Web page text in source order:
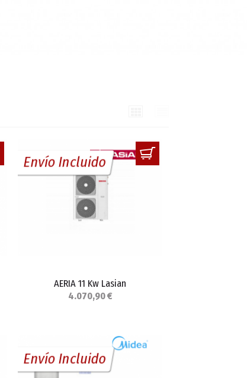
AERIA 11 Kw Lasian
4.070,90 €
Envío Incluido
Envío Incluido